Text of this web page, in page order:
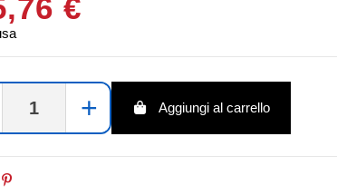
€
+ Aggiungi al carrello